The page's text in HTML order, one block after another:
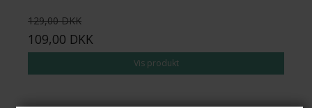
129,00 DKK
109,00 DKK
Vis produkt